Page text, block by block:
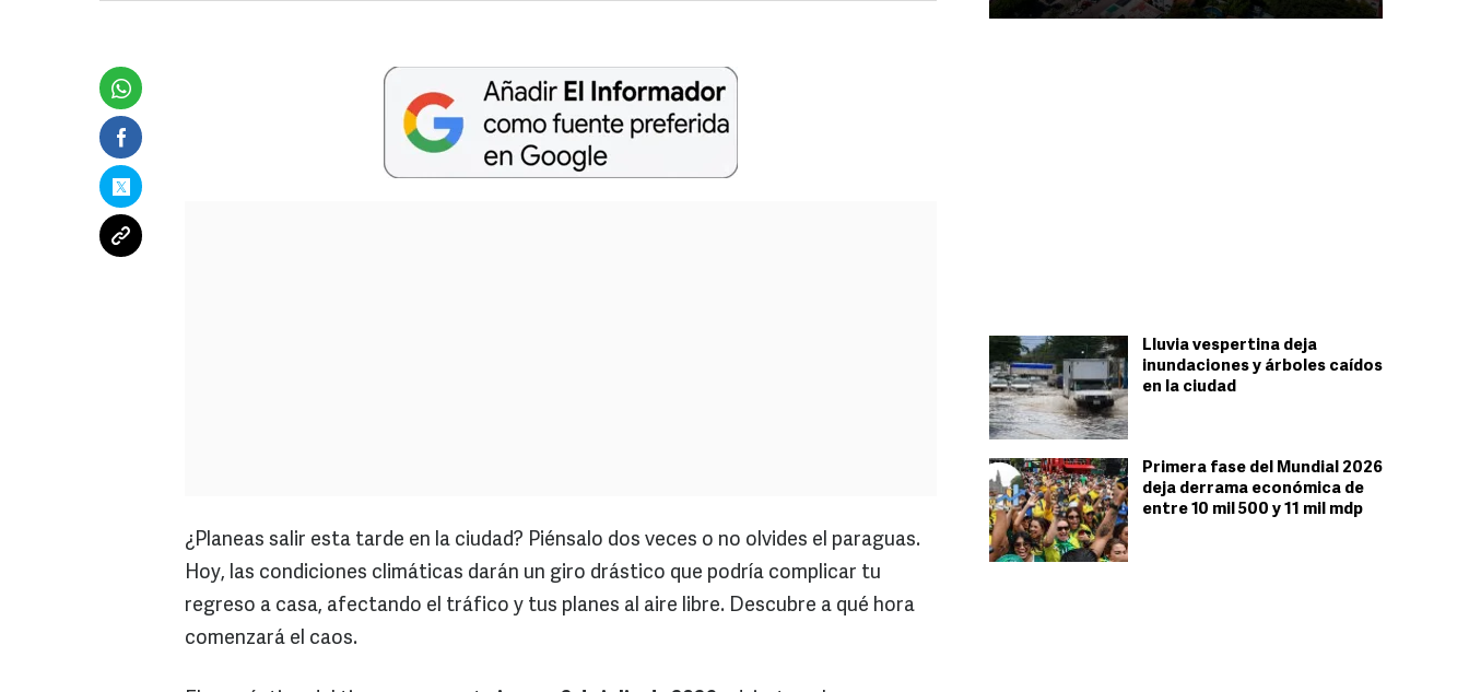
Lluvia vespertina deja
inundaciones y árboles caídos
en la ciudad
Primera fase del Mundial 2026
deja derrama económica de
entre 10 mil 500 y 11 mil mdp
¿Planeas salir esta tarde en la ciudad? Piénsalo dos veces o no olvides el paraguas.
Hoy, las condiciones climáticas darán un giro drástico que podría complicar tu
regreso a casa, afectando el tráfico y tus planes al aire libre. Descubre a qué hora
comenzará el caos.